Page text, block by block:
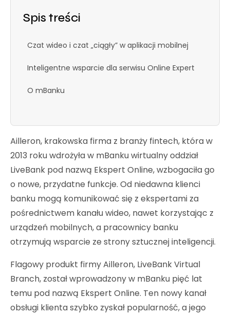
Ailleron, krakowska firma z branży fintech, która w
2013 roku wdrożyła w mBanku wirtualny oddział
LiveBank pod nazwą Ekspert Online, wzbogaciła go
o nowe, przydatne funkcje. Od niedawna klienci
banku mogą komunikować się z ekspertami za
pośrednictwem kanału wideo, nawet korzystając z
urządzeń mobilnych, a pracownicy banku
otrzymują wsparcie ze strony sztucznej inteligencji.
Flagowy produkt firmy Ailleron, LiveBank Virtual
Branch, został wprowadzony w mBanku pięć lat
temu pod nazwą Ekspert Online. Ten nowy kanał
obsługi klienta szybko zyskał popularność, a jego
Spis treści
Czat wideo i czat „ciągły” w aplikacji mobilnej
Inteligentne wsparcie dla serwisu Online Expert
O mBanku